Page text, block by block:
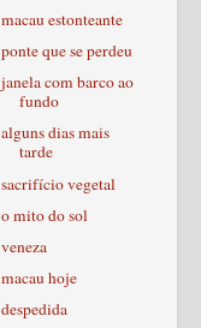
macau estonteante
ponte que se perdeu
janela com barco ao
fundo
alguns dias mais
tarde
sacrifício vegetal
o mito do sol
veneza
macau hoje
despedida